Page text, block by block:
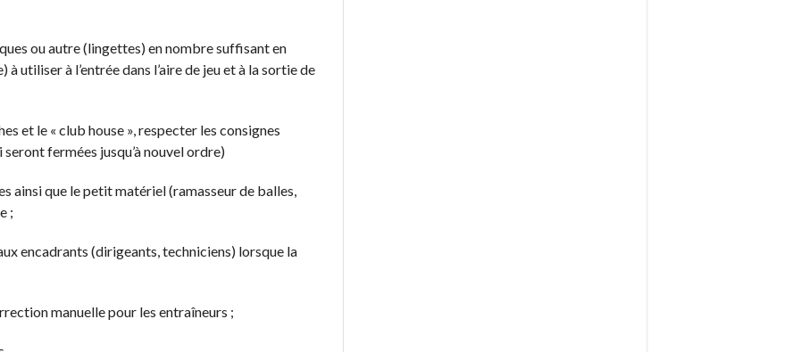
ou autre (lingettes) en nombre suffisant en
utiliser à l’entrée dans l’aire de jeu et à la sortie de
et le « club house », respecter les consignes
fermées jusqu’à nouvel ordre)
ainsi que le petit matériel (ramasseur de balles,
;
encadrants (dirigeants, techniciens) lorsque la
manuelle pour les entraîneurs ;